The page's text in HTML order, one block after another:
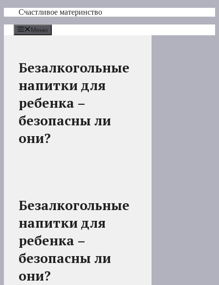
Перейти
содержимому
Счастливое материнство
Меню
Безалкогольные
напитки для
ребенка –
безопасны ли
они?
Безалкогольные
напитки для
ребенка –
безопасны ли
они?